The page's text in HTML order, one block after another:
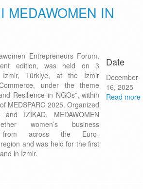
MEDAWOMEN IN
Entrepreneurs Forum,
edition, was held on 3
İzmir, Türkiye, at the İzmir
under the theme
Resilience in NGOs”, within
MEDSPARC 2025. Organized
and İZİKAD, MEDAWOMEN
women’s business
from across the Euro-
and was held for the first
in İzmir.
Date
December
16, 2025
Read more